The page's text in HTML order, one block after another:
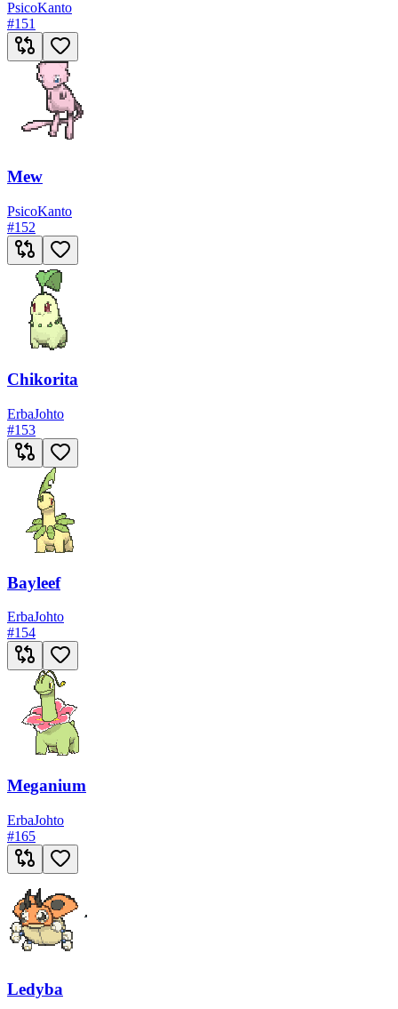
PsicoKanto
#151
Mew
PsicoKanto
#152
Chikorita
ErbaJohto
#153
Bayleef
ErbaJohto
#154
Meganium
ErbaJohto
#165
Ledyba